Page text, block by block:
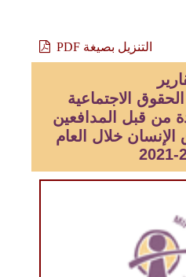
التنزيل بصيغة PDF
الاجتماعية
من قبل المدافعين
خلال العام